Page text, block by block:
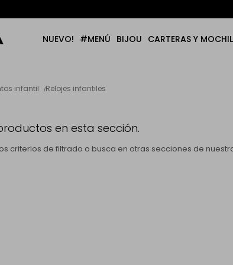
NUEVO! #MENÚ BIJOU CARTERAS Y
infantil Relojes infantiles
en esta sección.
criterios de filtrado o busca en otras secciones de